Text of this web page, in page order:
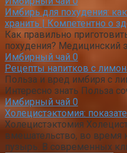
Имбирь для похудения:
хранить | Компетентно о
Как правильно
похудения? Медицинский
Имбирный чай 0
Рецепты напитков с
Польза и вред имбиря с
Интересно знать Польза
Имбирный чай 0
Холецистэктомия:
Холецистэктомия
вмешательство, во время
пузырь. В современных